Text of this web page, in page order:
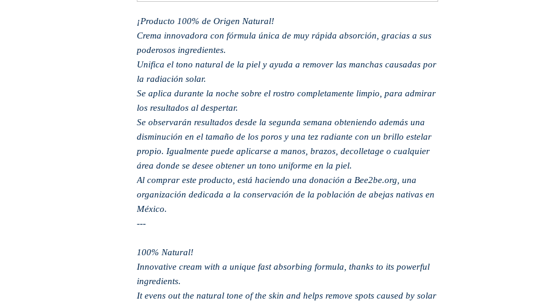
¡Producto 100% de Origen Natural!
Crema innovadora con fórmula única de muy rápida absorción, gracias a sus
poderosos ingredientes.
Unifica el tono natural de la piel y ayuda a remover las manchas causadas por
la radiación solar.
Se aplica durante la noche sobre el rostro completamente limpio, para admirar
los resultados al despertar.
Se observarán resultados desde la segunda semana obteniendo además una
disminución en el tamaño de los poros y una tez radiante con un brillo estelar
propio. Igualmente puede aplicarse a manos, brazos, decolletage o cualquier
área donde se desee obtener un tono uniforme en la piel.
Al comprar este producto, está haciendo una donación a Bee2be.org, una
organización dedicada a la conservación de la población de abejas nativas en
México.
---
100% Natural!
Innovative cream with a unique fast absorbing formula, thanks to its powerful
ingredients.
It evens out the natural tone of the skin and helps remove spots caused by solar